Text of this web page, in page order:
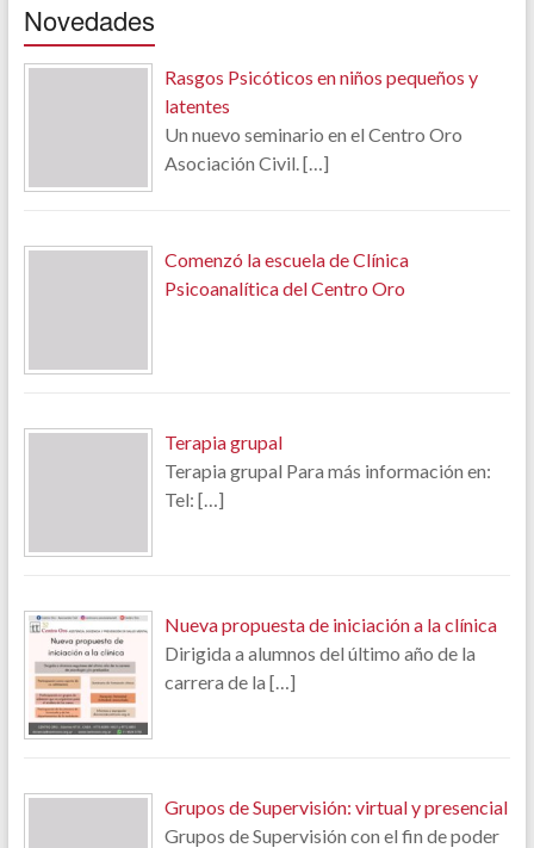
Novedades
Rasgos Psicóticos en niños pequeños y
latentes
Un nuevo seminario en el Centro Oro
Asociación Civil.[…]
Comenzó la escuela de Clínica
Psicoanalítica del Centro Oro
Terapia grupal
Terapia grupal Para más información en:
Tel: […]
Nueva propuesta de iniciación a la clínica
Dirigida a alumnos del último año de la
carrera de la […]
Grupos de Supervisión: virtual y presencial
Grupos de Supervisión con el fin de poder